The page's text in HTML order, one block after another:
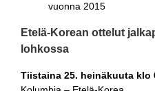
vuonna 2015
Etelä-Korean ottelut
lohkossa
Tiistaina 25. heinäkuuta klo